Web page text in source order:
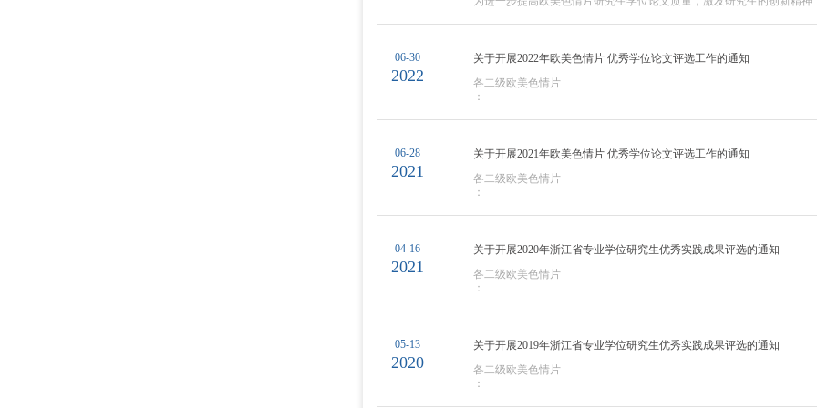
决定开展2023年校级优秀学位论文评选工作。现将有关事项...
06-30
2022
关于开展2022年欧美色情片 优秀学位论文评选工作的通知
各二级欧美色情片
：
优秀研究生学位论文评选办法》，欧美色情片
06-28
2021
关于开展2021年欧美色情片 优秀学位论文评选工作的通知
各二级欧美色情片
：
优秀研究生学位论文评选办法》，欧美色情片
04-16
2021
关于开展2020年浙江省专业学位研究生优秀实践成果评选的通知
各二级欧美色情片
：
《浙江省专业学位研究生优秀实践成果评选试行办法》（浙研教字第
05-13
2020
关于开展2019年浙江省专业学位研究生优秀实践成果评选的通知
各二级欧美色情片
：